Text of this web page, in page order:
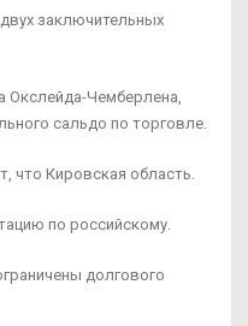
заключительных
Окслейда-Чемберлена,
сальдо по торговле.
что Кировская область.
по российскому.
долгового